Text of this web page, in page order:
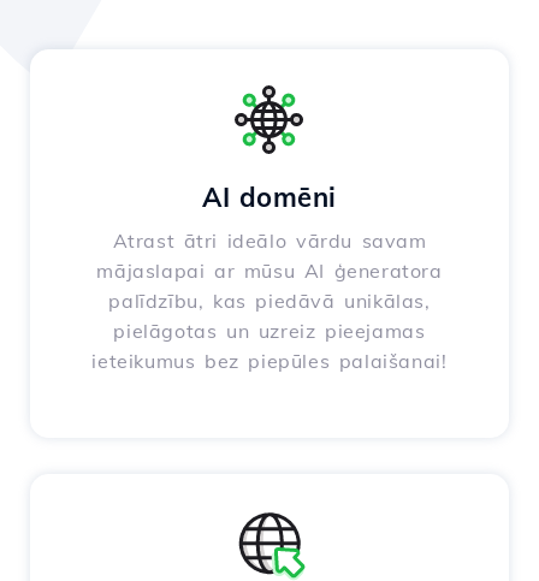
AI domēni
Atrast ātri ideālo vārdu savam
mājaslapai ar mūsu AI ģeneratora
palīdzību, kas piedāvā unikālas,
pielāgotas un uzreiz pieejamas
ieteikumus bez piepūles palaišanai!